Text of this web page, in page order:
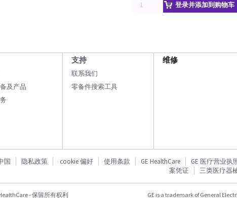
登录并添加到购物车
及产品
支持
联系我们
零备件搜索工具
维修
国 隐私政策 cookie 偏好 使用条款 GE HealthCare GE 医疗营业执
案凭证
三类医疗器
- 保留所有权利 GE is a trademark of General